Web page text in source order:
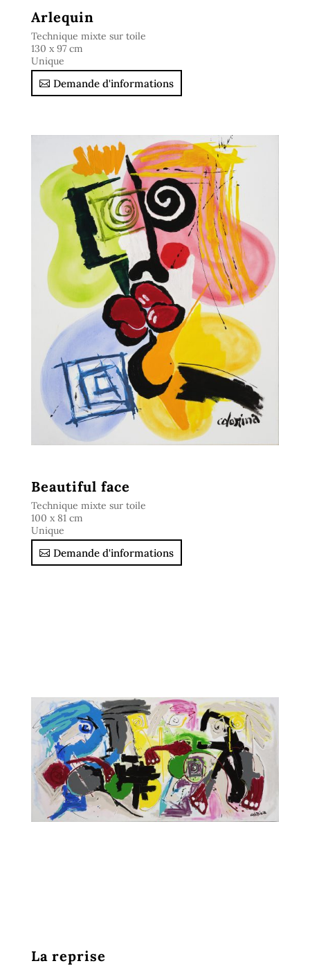
Arlequin
Technique mixte sur toile
130 x 97 cm
Unique
Demande d'informations
Beautiful face
Technique mixte sur toile
100 x 81 cm
Unique
Demande d'informations
La reprise